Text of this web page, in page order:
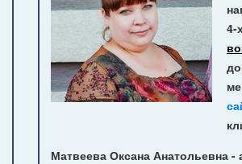
4-
Матвеева Оксана Анатольевна -